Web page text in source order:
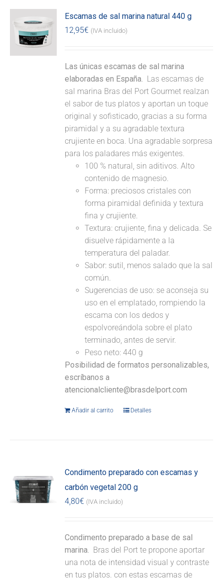
Escamas de sal marina natural 440 g
12,95€ (IVA incluido)
Las únicas escamas de sal marina
elaboradas en España. Las escamas de
sal marina Bras del Port Gourmet realzan
el sabor de tus platos y aportan un toque
original y sofisticado, gracias a su forma
piramidal y a su agradable textura
crujiente en boca. Una agradable sorpresa
para los paladares más exigentes.
100 % natural, sin aditivos. Alto
contenido de magnesio.
Forma: preciosos cristales con
forma piramidal definida y textura
fina y crujiente.
Textura: crujiente, fina y delicada. Se
disuelve rápidamente a la
temperatura del paladar.
Sabor: sutil, menos salado que la sal
común.
Sugerencias de uso: se aconseja su
uso en el emplatado, rompiendo la
escama con los dedos y
espolvoreándola sobre el plato
terminado, antes de servir.
Peso neto: 440 g
Posibilidad de formatos personalizables,
escríbanos a
atencionalcliente@brasdelport.com
Añadir al carrito Detalles
Condimento preparado con escamas y
carbón vegetal 200 g
4,80€ (IVA incluido)
Condimento preparado a base de sal
marina. Bras del Port te propone aportar
una nota de intensidad visual y contraste
en tus platos. con estas escamas de